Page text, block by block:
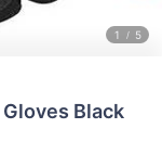
Black